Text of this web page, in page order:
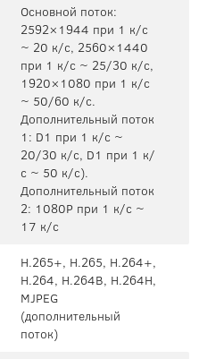
Основной поток:
2592×1944 при 1 к/с
~ 20 к/с, 2560×1440
при 1 к/с ~ 25/30 к/с,
1920×1080 при 1 к/с
~ 50/60 к/с.
Дополнительный поток
1: D1 при 1 к/с ~
20/30 к/с, D1 при 1 к/
с ~ 50 к/с).
Дополнительный поток
2: 1080P при 1 к/с ~
17 к/с
H.265+, H.265, H.264+,
H.264, H.264B, H.264H,
MJPEG
(дополнительный
поток)